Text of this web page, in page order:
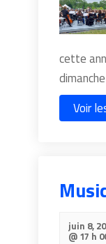
cette
Voir
juin 8,
@ 17 h